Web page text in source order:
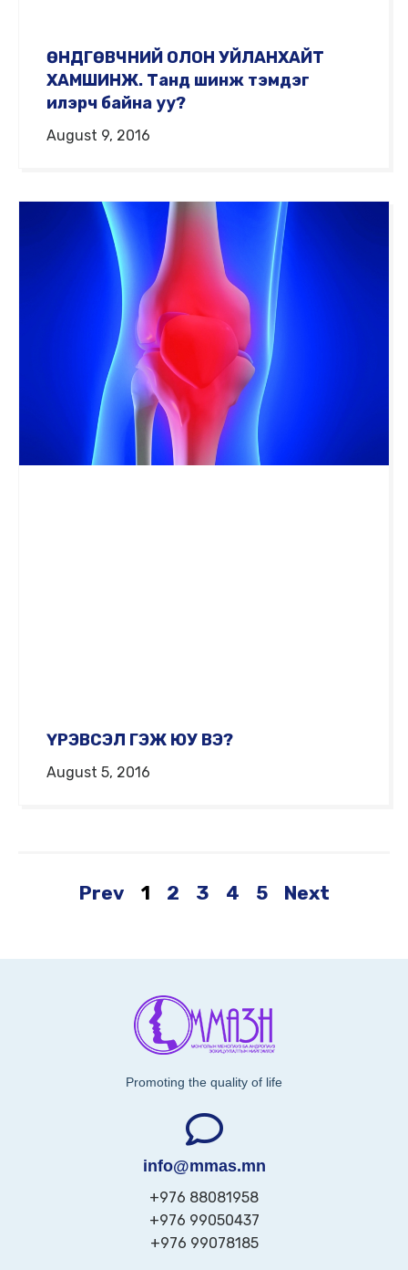
ӨНДГӨВЧНИЙ ОЛОН УЙЛАНХАЙТ
ХАМШИНЖ. Танд шинж тэмдэг
илэрч байна уу?
August 9, 2016
ҮРЭВСЭЛ ГЭЖ ЮУ ВЭ?
August 5, 2016
Prev 1 2 3 4 5 Next
Promoting the quality of life
info@mmas.mn
+976 88081958
+976 99050437
+976 99078185